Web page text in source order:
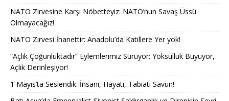
NATO Zirvesine Karşı Nöbetteyiz: NATO’nun Savaş Üssü
Olmayacağız!
NATO Zirvesi İhanettir: Anadolu’da Katillere Yer yok!
“Açlık Çoğunluktadır” Eylemlerimiz Sürüyor: Yoksulluk Büyüyor,
Açlık Derinleşiyor!
1 Mayıs’ta Seslendik: İnsanı, Hayatı, Tabiatı Savun!